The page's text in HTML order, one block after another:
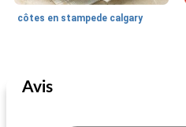
côtes en stampede calgary
Avis